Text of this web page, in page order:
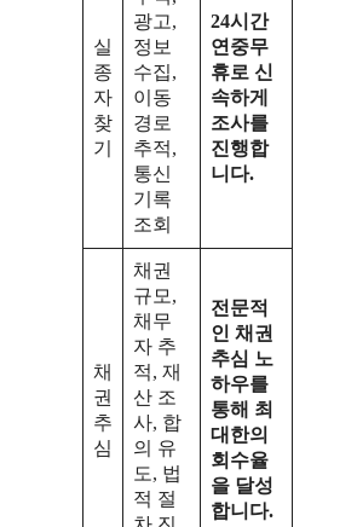
실
종
자
찾
기
광고,
정보
수집,
이동
경로
추적,
통신
기록
조회
24시간
연중무
휴로 신
속하게
조사를
진행합
니다.
채
권
추
심
채권
규모,
채무
자 추
적, 재
산 조
사, 합
의 유
도, 법
적 절
전문적
인 채권
추심 노
하우를
통해 최
대한의
회수율
을 달성
합니다.